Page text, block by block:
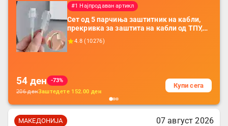
#1 Најпродаван артикл
Сет од 5 парчиња заштитник на кабли,
прекривка за заштита на кабли од ТПУ,
додатоци за заштита на кабли, без
батерија, за мобилни телефони, комплет
4.8 (10276)
54 ден
-73%
206денЗаштедете 152.00 ден
Купи сега
МАКЕДОНИЈА
07 август 2026